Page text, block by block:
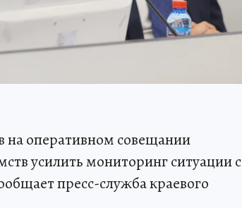
на оперативном совещании
усилить мониторинг ситуации с
пресс-служба краевого